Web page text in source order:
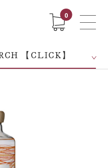
0
【CLICK】